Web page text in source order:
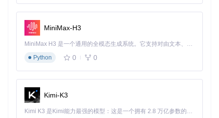
（误差≤0.5秒）、编码统一（强制UTF-8 BOM）、排版优化
（去除重复空行）。对于特殊需求，用户还可手动调整LRC时
间轴偏移量和歌词合并符号，确保在Foobar2000、PotPlayer
分析歌词与音乐波形的对应关系，自动修正偏移量。这种技术
原本用于专业音频编辑软件，现在已被优化并集成到轻量级工
具中。
多语言支持系统：打破语言壁垒
MiniMax-H3
MiniMax H3 是一个通用的全模态生成系统。它支持对由文本、图像、视频和音频组成的多模态上下文进行统一理解，并能生成分辨率高达 2K、时长可达 15 秒的带原生立体声音频的视频。得益于面向任务泛化的系统设计，H3 在预训练阶段就已具备广泛的多模态上下文理解与生成能力，能够出色地执行复杂的多模态指令。
Python
0 0
Kimi-K3
Kimi K3 是Kimi能力最强的模型：这是一个拥有 2.8 万亿参数的混合专家（MoE）模型，具备原生视觉理解能力，并支持 100 万 token 的上下文窗口。